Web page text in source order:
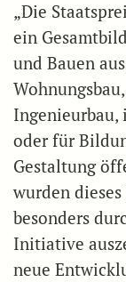
„Die
ein
und Bauen
Ingenieurbau,
oder für
Gestaltung
wurden
besonders
Initiative
neue